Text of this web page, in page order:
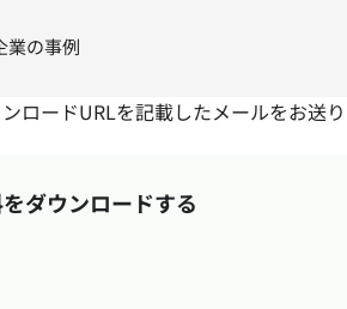
業の事例
ロードURLを記載したメールをお送り
ダウンロードする